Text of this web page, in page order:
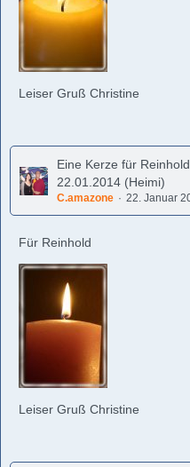
Leiser Gruß Christine
Eine Kerze für
22.01.2014 (Heimi)
C.amazone 22. Januar
Für Reinhold
Leiser Gruß Christine